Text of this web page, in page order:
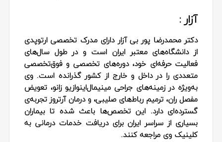
آزار :
دکتر محمدرضا پور بی‌ آزار دارای مدرک تخصصی ارتوپدی
از دانشگاه‌های معتبر ایران است و در طول سال‌های
فعالیت حرفه‌ای خود، دوره‌های تخصصی و فوق‌تخصصی
متعددی را در داخل و خارج از کشور گذرانده است. وی
به‌ویژه در زمینه‌های جراحی مینیمال‌اینوازیو زانو، تعویض
مفصل ران، ترمیم رباط‌های صلیبی، و درمان آرتروز تجربه‌ی
گسترده‌ای دارد. این تخصص‌ها باعث شده تا بیماران
بسیاری از سراسر ایران برای دریافت خدمات درمانی به
کلینیک وی مراجعه کنند.